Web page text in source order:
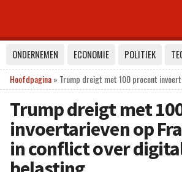
ONDERNEMEN ECONOMIE POLITIEK
Hoofdpagina» Trump dreigt met 100 procent
Trump dreigt met
invoertarieven op
in conflict over